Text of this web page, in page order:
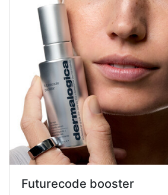
Futurecode booster